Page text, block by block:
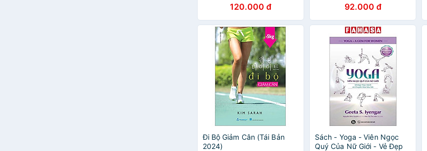
120.000 đ 92.000 đ
Đi Bộ Giảm Cân (Tái Bản
2024)
Sách - Yoga - Viên Ngọc
Quý Của Nữ Giới - Vẻ Đẹp